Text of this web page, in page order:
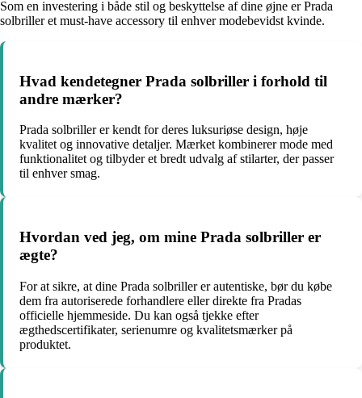
Som en investering i både stil og beskyttelse af dine øjne er Prada
solbriller et must-have accessory til enhver modebevidst kvinde.
Hvad kendetegner Prada solbriller i forhold til
andre mærker?
Prada solbriller er kendt for deres luksuriøse design, høje
kvalitet og innovative detaljer. Mærket kombinerer mode med
funktionalitet og tilbyder et bredt udvalg af stilarter, der passer
til enhver smag.
Hvordan ved jeg, om mine Prada solbriller er
ægte?
For at sikre, at dine Prada solbriller er autentiske, bør du købe
dem fra autoriserede forhandlere eller direkte fra Pradas
officielle hjemmeside. Du kan også tjekke efter
ægthedscertifikater, serienumre og kvalitetsmærker på
produktet.